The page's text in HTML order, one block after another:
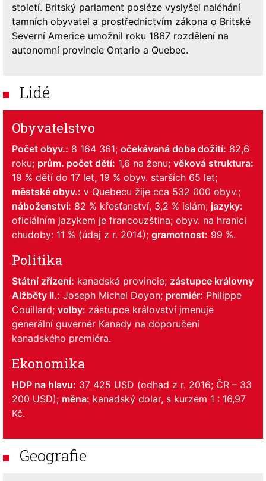
století. Britský parlament posléze vyslyšel naléhání
tamních obyvatel a prostřednictvím zákona o Britské
Severní Americe umožnil roku 1867 rozdělení na
autonomní provincie Ontario a Quebec.
Lidé
Obyvatelstvo
Počet obyv.: 8 164 361; očekávaná doba dožití: 82,6
roku; prům. počet dětí: 1,6 na ženu; věková struktura:
19 % dětí do 17 let, 19 % obyv. starších 65 let;
městské obyv.: v Quebecu žije cca 532 000 obyv.;
náboženství: 82 % křesťanství, 3,2 % islám; jazyky:
oficiálním jazykem je francouzština; obyv. na hranici
chudoby: 11 % (údaj z r. 2014); gramotnost: 99 %.
Politika
Státní zřízení: kanadská provincie; zástupce královny
Alžběty II.: Joseph Michel Doyon; premiér: Philippe
Couillard; volby: zástupce království jmenuje
generální guvernér Kanady na doporučení
kanadského premiéra.
Ekonomika
HDP na hlavu: 37 425 USD (odhad z r. 2016; ČR – 33
200 USD); měna: kanadský dolar, s kurzem 1 : 16,97
Kč.
Geografie